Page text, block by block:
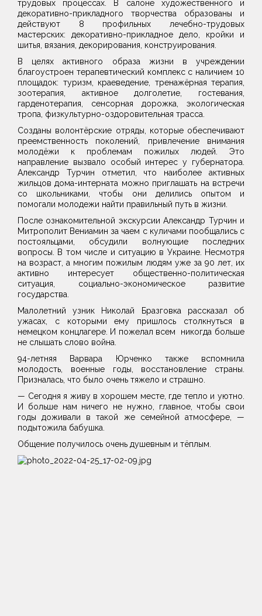
трудовых процессах. В салоне художественного и
декоративно-прикладного творчества образованы и
действуют 8 профильных лечебно-трудовых
мастерских: декоративно-прикладное дело, кройки и
шитья, вязания, декорирования, конструирования.
В целях активного образа жизни в учреждении
благоустроен терапевтический комплекс с наличием 10
площадок: туризм, краеведение, тренажёрная терапия,
зоотерапия, активное долголетие, гостевания,
гарденотерапия, сенсорная дорожка, экологическая
тропа, физкультурно-оздоровительная трасса.
Созданы волонтёрские отряды, которые обеспечивают
преемственность поколений, привлечение внимания
молодёжи к проблемам пожилых людей. Это
направление вызвало особый интерес у губернатора.
Александр Турчин отметил, что наиболее активных
жильцов дома-интерната можно приглашать на встречи
со школьниками, чтобы они делились опытом и
помогали молодежи найти правильный путь в жизни.
После ознакомительной экскурсии Александр Турчин и
Митрополит Вениамин за чаем с куличами пообщались с
постояльцами, обсудили волнующие последних
вопросы. В том числе и ситуацию в Украине. Несмотря
на возраст, а многим пожилым людям уже за 90 лет, их
активно интересует общественно-политическая
ситуация, социально-экономическое развитие
государства.
Малолетний узник Николай Бразговка рассказал об
ужасах, с которыми ему пришлось столкнуться в
немецком концлагере. И пожелал всем никогда больше
не слышать слово война.
94-летняя Варвара Юрченко также вспомнила
молодость, военные годы, восстановление страны.
Призналась, что было очень тяжело и страшно.
— Сегодня я живу в хорошем месте, где тепло и уютно.
И больше нам ничего не нужно, главное, чтобы свои
годы доживали в такой же семейной атмосфере, —
подытожила бабушка.
Общение получилось очень душевным и тёплым.